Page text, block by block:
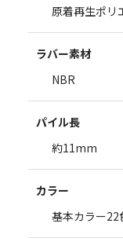
原着再生ポリ
ラバー素材
NBR
パイル長
約11mm
カラー
基本カラー22